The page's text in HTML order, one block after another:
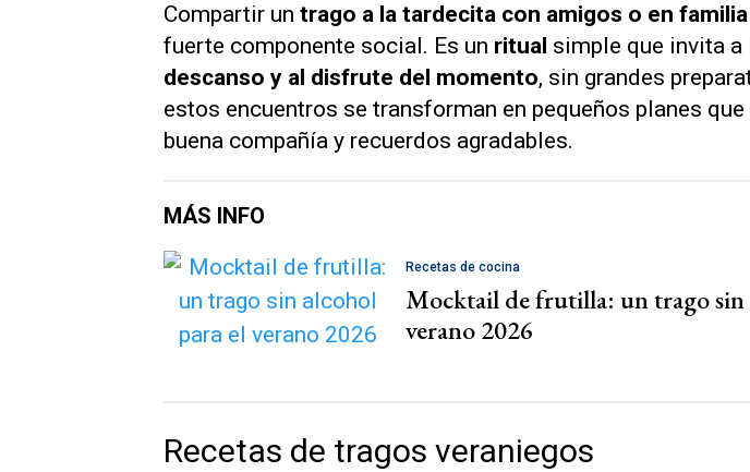
Compartir un trago a la tardecita con amigos o en familia
fuerte componente social. Es un ritual simple que invita a
descanso y al disfrute del momento, sin grandes
estos encuentros se transforman en pequeños planes
buena compañía y recuerdos agradables.
MÁS INFO
Recetas de cocina
Mocktail de frutilla: un trago sin
verano 2026
Recetas de tragos veraniegos